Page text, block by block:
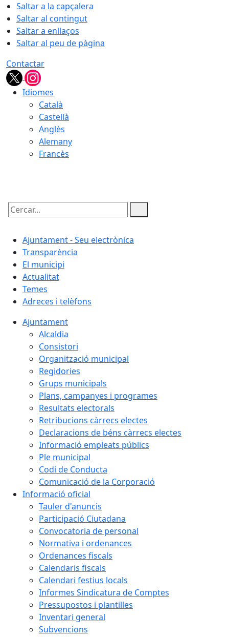
Saltar a la capçalera
Saltar al contingut
Saltar a enllaços
Saltar al peu de pàgina
Contactar
Idiomes
Català
Castellà
Anglès
Alemany
Francès
Cercar:
Ajuntament - Seu electrònica
Transparència
El municipi
Actualitat
Temes
Adreces i telèfons
Ajuntament
Alcaldia
Consistori
Organització municipal
Regidories
Grups municipals
Plans, campanyes i programes
Resultats electorals
Retribucions càrrecs electes
Declaracions de béns càrrecs electes
Informació empleats públics
Ple municipal
Codi de Conducta
Comunicació de la Corporació
Informació oficial
Tauler d'anuncis
Participació Ciutadana
Convocatoria de personal
Normativa i ordenances
Ordenances fiscals
Calendaris fiscals
Calendari festius locals
Informes Sindicatura de Comptes
Pressupostos i plantilles
Inventari general
Subvencions